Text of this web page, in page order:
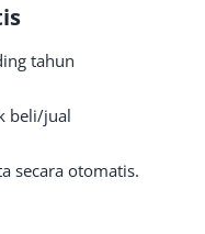
tahun
beli/jual
secara otomatis.